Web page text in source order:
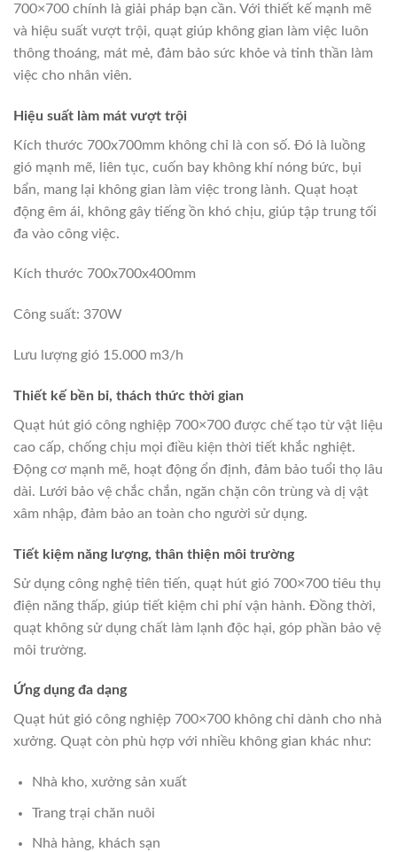
700×700 chính là giải pháp bạn cần. Với thiết kế mạnh mẽ
và hiệu suất vượt trội, quạt giúp không gian làm việc luôn
thông thoáng, mát mẻ, đảm bảo sức khỏe và tinh thần làm
việc cho nhân viên.
Hiệu suất làm mát vượt trội
Kích thước 700x700mm không chỉ là con số. Đó là luồng
gió mạnh mẽ, liên tục, cuốn bay không khí nóng bức, bụi
bẩn, mang lại không gian làm việc trong lành. Quạt hoạt
động êm ái, không gây tiếng ồn khó chịu, giúp tập trung tối
đa vào công việc.
Kích thước 700x700x400mm
Công suất: 370W
Lưu lượng gió 15.000 m3/h
Thiết kế bền bỉ, thách thức thời gian
Quạt hút gió công nghiệp 700×700 được chế tạo từ vật liệu
cao cấp, chống chịu mọi điều kiện thời tiết khắc nghiệt.
Động cơ mạnh mẽ, hoạt động ổn định, đảm bảo tuổi thọ lâu
dài. Lưới bảo vệ chắc chắn, ngăn chặn côn trùng và dị vật
xâm nhập, đảm bảo an toàn cho người sử dụng.
Tiết kiệm năng lượng, thân thiện môi trường
Sử dụng công nghệ tiên tiến, quạt hút gió 700×700 tiêu thụ
điện năng thấp, giúp tiết kiệm chi phí vận hành. Đồng thời,
quạt không sử dụng chất làm lạnh độc hại, góp phần bảo vệ
môi trường.
Ứng dụng đa dạng
Quạt hút gió công nghiệp 700×700 không chỉ dành cho nhà
xưởng. Quạt còn phù hợp với nhiều không gian khác như:
Nhà kho, xưởng sản xuất
Trang trại chăn nuôi
Nhà hàng, khách sạn